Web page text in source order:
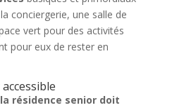
conciergerie, une salle de
vert pour des activités
pour eux de rester en
la résidence senior doit